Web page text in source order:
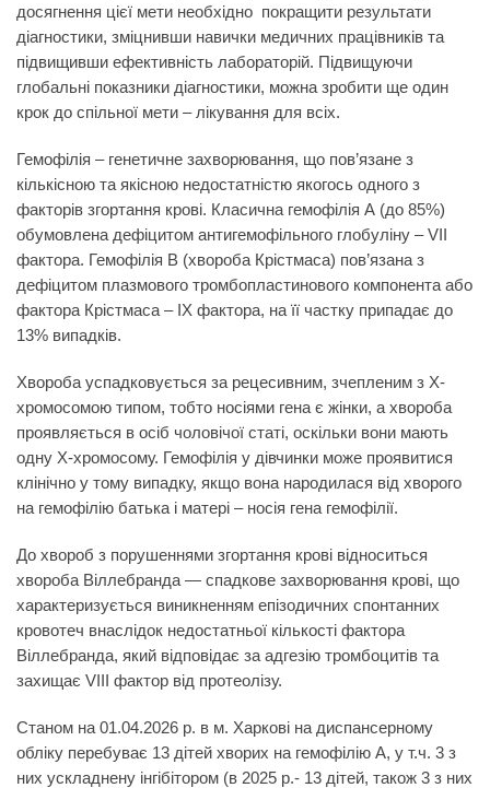
досягнення цієї мети необхідно покращити результати
діагностики, зміцнивши навички медичних працівників та
підвищивши ефективність лабораторій. Підвищуючи
глобальні показники діагностики, можна зробити ще один
крок до спільної мети – лікування для всіх.
Гемофілія – генетичне захворювання, що пов’язане з
кількісною та якісною недостатністю якогось одного з
факторів згортання крові. Класична гемофілія А (до 85%)
обумовлена дефіцитом антигемофільного глобуліну – VII
фактора. Гемофілія В (хвороба Крістмаса) пов’язана з
дефіцитом плазмового тромбопластинового компонента або
фактора Крістмаса – IX фактора, на її частку припадає до
13% випадків.
Хвороба успадковується за рецесивним, зчепленим з Х-
хромосомою типом, тобто носіями гена є жінки, а хвороба
проявляється в осіб чоловічої статі, оскільки вони мають
одну Х-хромосому. Гемофілія у дівчинки може проявитися
клінічно у тому випадку, якщо вона народилася від хворого
на гемофілію батька і матері – носія гена гемофілії.
До хвороб з порушеннями згортання крові відноситься
хвороба Віллебранда — спадкове захворювання крові, що
характеризується виникненням епізодичних спонтанних
кровотеч внаслідок недостатньої кількості фактора
Віллебранда, який відповідає за адгезію тромбоцитів та
захищає VIII фактор від протеолізу.
Станом на 01.04.2026 р. в м. Харкові на диспансерному
обліку перебуває 13 дітей хворих на гемофілію А, у т.ч. 3 з
них ускладнену інгібітором (в 2025 р.- 13 дітей, також 3 з них